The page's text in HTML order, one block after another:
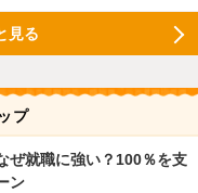
見る
プ
ぜ就職に強い？100％を支
ン